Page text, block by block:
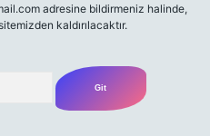
adresine bildirmeniz halinde,
kaldırılacaktır.